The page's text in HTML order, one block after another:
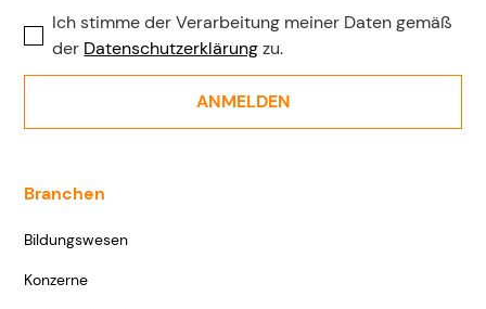
Ich stimme der Verarbeitung meiner Daten gemäß
der Datenschutzerklärungzu.
Branchen
Bildungswesen
Konzerne